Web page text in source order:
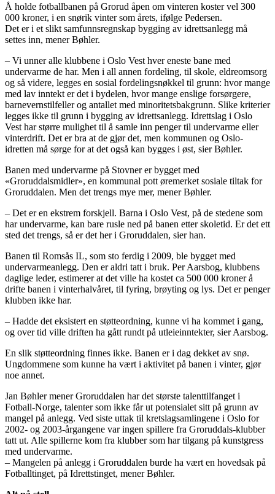
Å holde fotballbanen på Grorud åpen om vinteren koster vel 300
000 kroner, i en snørik vinter som årets, ifølge Pedersen.
Det er i et slikt samfunnsregnskap bygging av idrettsanlegg må
settes inn, mener Bøhler.
– Vi unner alle klubbene i Oslo Vest hver eneste bane med
undervarme de har. Men i all annen fordeling, til skole, eldreomsorg
og så videre, legges en sosial fordelingsnøkkel til grunn: hvor mange
med lav inntekt er det i bydelen, hvor mange enslige forsørgere,
barnevernstilfeller og antallet med minoritetsbakgrunn. Slike kriterier
legges ikke til grunn i bygging av idrettsanlegg. Idrettslag i Oslo
Vest har større mulighet til å samle inn penger til undervarme eller
vinterdrift. Det er bra at de gjør det, men kommunen og Oslo-
idretten må sørge for at det også kan bygges i øst, sier Bøhler.
Banen med undervarme på Stovner er bygget med
«Groruddalsmidler», en kommunal pott øremerket sosiale tiltak for
Groruddalen. Men det trengs mye mer, mener Bøhler.
– Det er en ekstrem forskjell. Barna i Oslo Vest, på de stedene som
har undervarme, kan bare rusle ned på banen etter skoletid. Er det ett
sted det trengs, så er det her i Groruddalen, sier han.
Banen til Romsås IL, som sto ferdig i 2009, ble bygget med
undervarmeanlegg. Den er aldri tatt i bruk. Per Aarsbog, klubbens
daglige leder, estimerer at det ville ha kostet ca 500 000 kroner å
drifte banen i vinterhalvåret, til fyring, brøyting og lys. Det er penger
klubben ikke har.
– Hadde det eksistert en støtteordning, kunne vi ha kommet i gang,
og over tid ville driften ha gått rundt på utleieinntekter, sier Aarsbog.
En slik støtteordning finnes ikke. Banen er i dag dekket av snø.
Ungdommene som kunne ha vært i aktivitet på banen i vinter, gjør
noe annet.
Jan Bøhler mener Groruddalen har det største talenttilfanget i
Fotball-Norge, talenter som ikke får ut potensialet sitt på grunn av
mangel på anlegg. Ved siste uttak til kretslagsamlingene i Oslo for
2002- og 2003-årgangene var ingen spillere fra Groruddals-klubber
tatt ut. Alle spillerne kom fra klubber som har tilgang på kunstgress
med undervarme.
– Mangelen på anlegg i Groruddalen burde ha vært en hovedsak på
Fotballtinget, på Idrettstinget, mener Bøhler.